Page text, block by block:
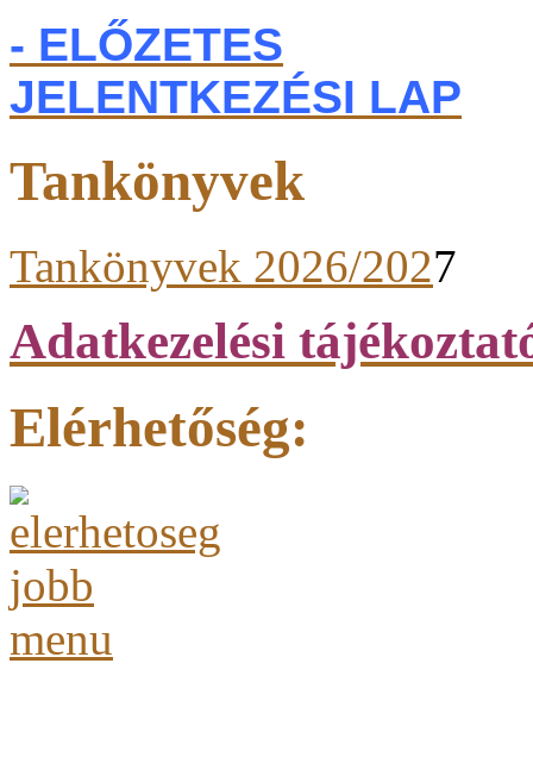
- ELŐZETES
JELENTKEZÉSI LAP
Tankönyvek
Tankönyvek 2026/2027
Adatkezelési
Elérhetőség: